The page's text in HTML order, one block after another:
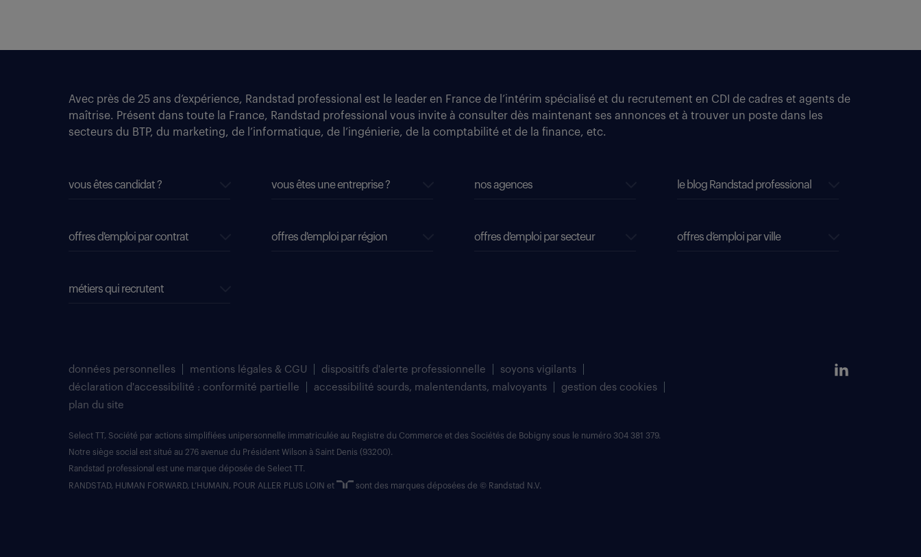
Avec près de 25 ans d’expérience, Randstad professional est le leader en France de l’intérim spécialisé et du recrutement en CDI de cadres et agents de
maîtrise. Présent dans toute la France, Randstad professional vous invite à consulter dès maintenant ses annonces et à trouver un poste dans les
secteurs du BTP, du marketing, de l’informatique, de l’ingénierie, de la comptabilité et de la finance, etc.
vous êtes candidat ? vous êtes une entreprise ? nos agences le blog Randstad professional
offres d'emploi par contrat offres d'emploi par région offres d'emploi par secteur offres d’emploi par ville
métiers qui recrutent
données personnelles mentions légales & CGU dispositifs d'alerte professionnelle
soyons vigilants
déclaration d'accessibilité : conformité partielle
accessibilité sourds, malentendants, malvoyants
gestion des cookies
plan du site
Select TT, Société par actions simplifiées unipersonnelle immatriculée au Registre du Commerce et des Sociétés de Bobigny sous le numéro 304 381 379.
Notre siège social est situé au 276 avenue du Président Wilson à Saint Denis (93200).
Randstad professional est une marque déposée de Select TT.
RANDSTAD, HUMAN FORWARD, L’HUMAIN, POUR ALLER PLUS LOIN et sont des marques déposées de © Randstad N.V.